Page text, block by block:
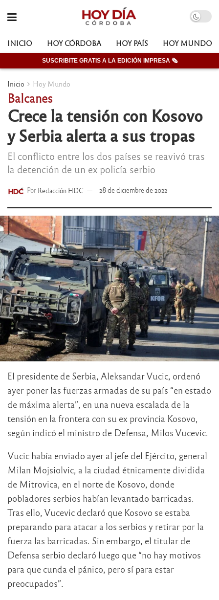
INICIO HOY CÓRDOBA HOY PAÍS HOY MUNDO
SUSCRIBITE GRATIS A LA EDICIÓN IMPRESA 🗞
Inicio Hoy Mundo
Balcanes
Crece la tensión con Kosovo
y Serbia alerta a sus tropas
El conflicto entre los dos países se reavivó tras
la detención de un ex policía serbio
Por Redacción HDC 28 de diciembre de 2022
El presidente de Serbia, Aleksandar Vucic, ordenó
ayer poner las fuerzas armadas de su país “en estado
de máxima alerta”, en una nueva escalada de la
tensión en la frontera con su ex provincia Kosovo,
según indicó el ministro de Defensa, Milos Vucevic.
Vucic había enviado ayer al jefe del Ejército, general
Milan Mojsiolvic, a la ciudad étnicamente dividida
de Mitrovica, en el norte de Kosovo, donde
pobladores serbios habían levantado barricadas.
Tras ello, Vucevic declaró que Kosovo se estaba
preparando para atacar a los serbios y retirar por la
fuerza las barricadas. Sin embargo, el titular de
Defensa serbio declaró luego que “no hay motivos
para que cunda el pánico, pero sí para estar
preocupados”.